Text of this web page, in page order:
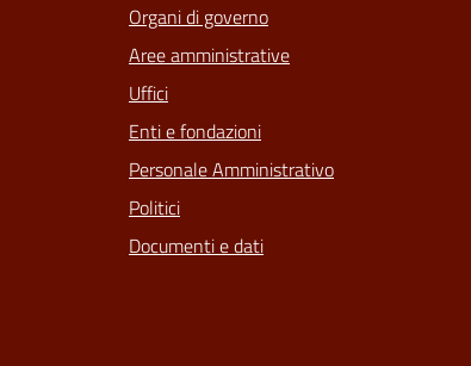
Organi di governo
Aree amministrative
Uffici
Enti e fondazioni
Personale Amministrativo
Politici
Documenti e dati